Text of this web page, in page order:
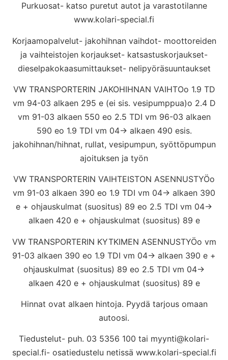
Purkuosat- katso puretut autot ja varastotilanne
www.kolari-special.fi
Korjaamopalvelut- jakohihnan vaihdot- moottoreiden
ja vaihteistojen korjaukset- katsastuskorjaukset-
dieselpakokaasumittaukset- nelipyöräsuuntaukset
VW TRANSPORTERIN JAKOHIHNAN VAIHTOo 1.9 TD
vm 94-03 alkaen 295 e (ei sis. vesipumppua)o 2.4 D
vm 91-03 alkaen 550 eo 2.5 TDI vm 96-03 alkaen
590 eo 1.9 TDI vm 04-> alkaen 490 esis.
jakohihnan/hihnat, rullat, vesipumpun, syöttöpumpun
ajoituksen ja työn
VW TRANSPORTERIN VAIHTEISTON ASENNUSTYÖo
vm 91-03 alkaen 390 eo 1.9 TDI vm 04-> alkaen 390
e + ohjauskulmat (suositus) 89 eo 2.5 TDI vm 04->
alkaen 420 e + ohjauskulmat (suositus) 89 e
VW TRANSPORTERIN KYTKIMEN ASENNUSTYÖo vm
91-03 alkaen 390 eo 1.9 TDI vm 04-> alkaen 390 e +
ohjauskulmat (suositus) 89 eo 2.5 TDI vm 04->
alkaen 420 e + ohjauskulmat (suositus) 89 e
Hinnat ovat alkaen hintoja. Pyydä tarjous omaan
autoosi.
Tiedustelut- puh. 03 5356 100 tai myynti@kolari-
special.fi- osatiedustelu netissä www.kolari-special.fi